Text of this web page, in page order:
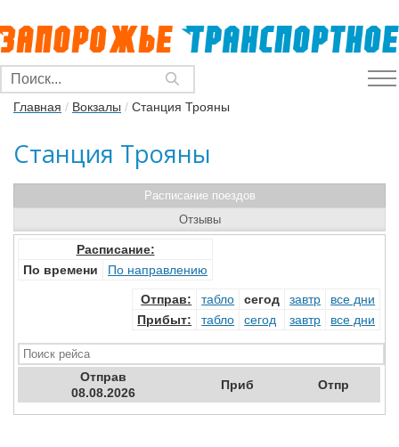
Главная / Вокзалы / Станция Трояны
Станция Трояны
Расписание поездов
Расписание:
По времени
По направлению
Отправ: табло сегод завтр
все дни
Прибыт: табло сегод завтр все дни
Отправ
08.08.2026
Приб Отпр
Отзывы